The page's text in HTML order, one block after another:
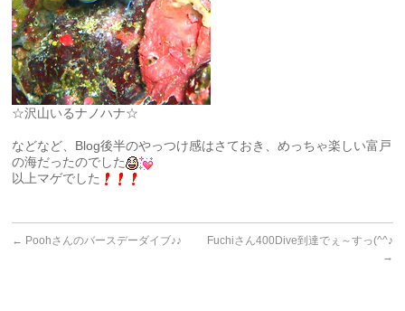
☆沢山いるナノハナ☆
などなど、Blog後半のやっつけ感はさておき、めっちゃ楽しい富戸
の海だったのでした
以上マゲでした
← Poohさんのバースデーダイブ♪♪
Fuchiさん400Dive到達でぇ～すっ(^^♪
→